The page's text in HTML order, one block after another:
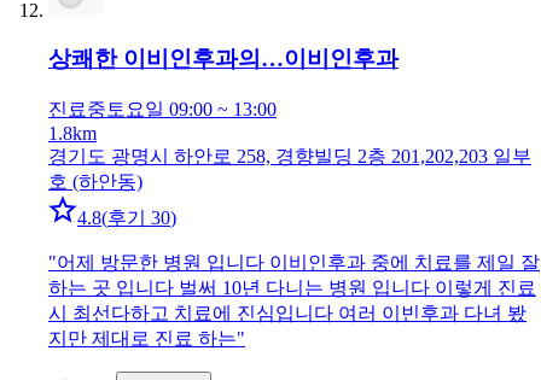
상쾌한 이비인후과의…이비인후과
진료중 토요일 09:00 ~ 13:00
1.8km
경기도 광명시 하안로 258, 경향빌딩 2층 201,202,203 일부
호 (하안동)
4.8(후기 30)
"어제 방문한 병원 입니다 이비인후과 중에 치료를 제일 잘
하는 곳 입니다 벌써 10년 다니는 병원 입니다 이렇게 진료
시 최선다하고 치료에 진심입니다 여러 이빈후과 다녀 봤
지만 제대로 진료 하는"